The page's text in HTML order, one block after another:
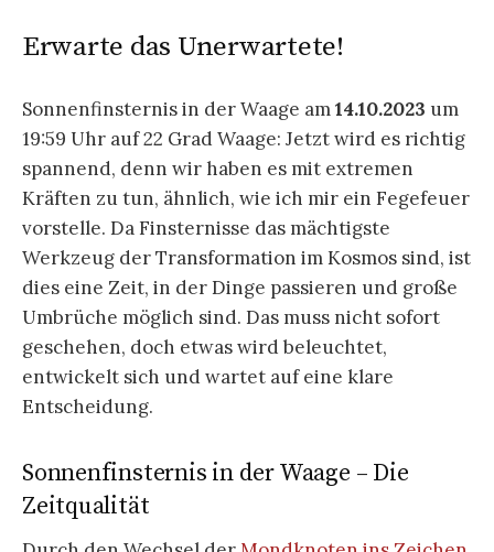
Erwarte das Unerwartete!
Sonnenfinsternis in der Waage am14.10.2023 um
19:59 Uhr auf 22 Grad Waage: Jetzt wird es richtig
spannend, denn wir haben es mit extremen
Kräften zu tun, ähnlich, wie ich mir ein Fegefeuer
vorstelle. Da Finsternisse das mächtigste
Werkzeug der Transformation im Kosmos sind, ist
dies eine Zeit, in der Dinge passieren und große
Umbrüche möglich sind. Das muss nicht sofort
geschehen, doch etwas wird beleuchtet,
entwickelt sich und wartet auf eine klare
Entscheidung.
Sonnenfinsternis in der Waage – Die
Zeitqualität